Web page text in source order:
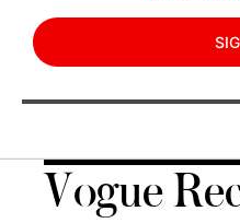
Vogue